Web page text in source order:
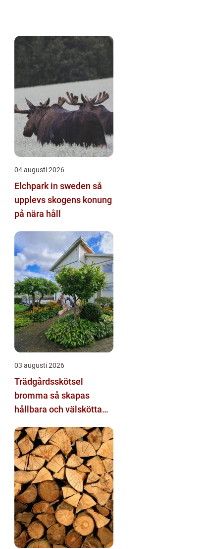
04 augusti 2026
Elchpark in sweden så
upplevs skogens konung
på nära håll
03 augusti 2026
Trädgårdsskötsel
bromma så skapas
hållbara och välskötta